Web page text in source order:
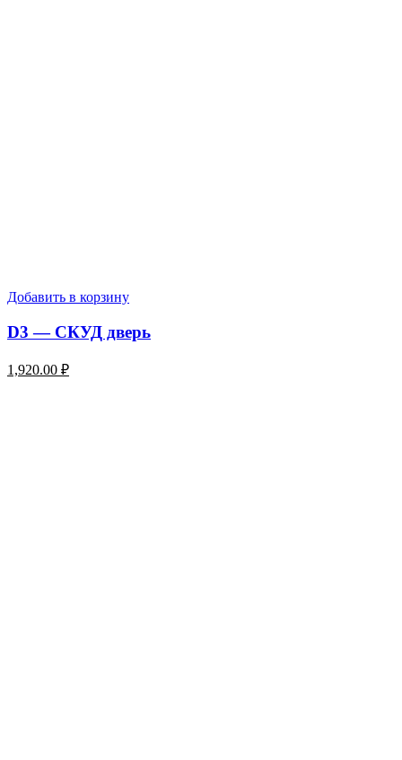
Добавить в корзину
D3 — СКУД дверь
1,920.00 ₽